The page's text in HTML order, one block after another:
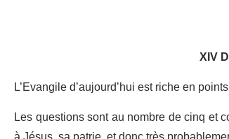
XIV
L’Evangile d’aujourd’hui est riche en
Les questions sont au nombre de cinq et